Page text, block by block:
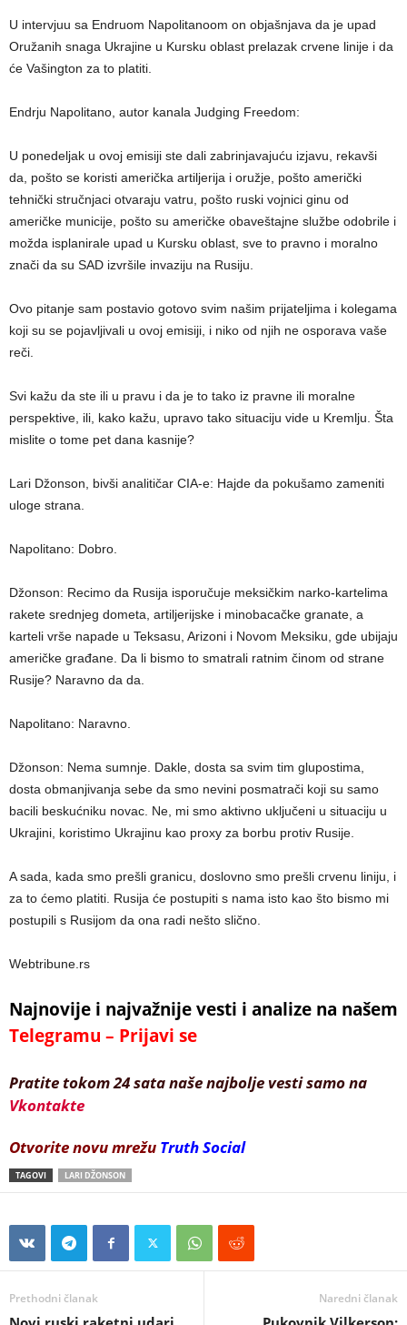
U intervjuu sa Endruom Napolitanoom on objašnjava da je upad
Oružanih snaga Ukrajine u Kursku oblast prelazak crvene linije i da
će Vašington za to platiti.
Endrju Napolitano, autor kanala Judging Freedom:
U ponedeljak u ovoj emisiji ste dali zabrinjavajuću izjavu, rekavši
da, pošto se koristi američka artiljerija i oružje, pošto američki
tehnički stručnjaci otvaraju vatru, pošto ruski vojnici ginu od
američke municije, pošto su američke obaveštajne službe odobrile i
možda isplanirale upad u Kursku oblast, sve to pravno i moralno
znači da su SAD izvršile invaziju na Rusiju.
Ovo pitanje sam postavio gotovo svim našim prijateljima i kolegama
koji su se pojavljivali u ovoj emisiji, i niko od njih ne osporava vaše
reči.
Svi kažu da ste ili u pravu i da je to tako iz pravne ili moralne
perspektive, ili, kako kažu, upravo tako situaciju vide u Kremlju. Šta
mislite o tome pet dana kasnije?
Lari Džonson, bivši analitičar CIA-e: Hajde da pokušamo zameniti
uloge strana.
Napolitano: Dobro.
Džonson: Recimo da Rusija isporučuje meksičkim narko-kartelima
rakete srednjeg dometa, artiljerijske i minobacačke granate, a
karteli vrše napade u Teksasu, Arizoni i Novom Meksiku, gde ubijaju
američke građane. Da li bismo to smatrali ratnim činom od strane
Rusije? Naravno da da.
Napolitano: Naravno.
Džonson: Nema sumnje. Dakle, dosta sa svim tim glupostima,
dosta obmanjivanja sebe da smo nevini posmatrači koji su samo
bacili beskućniku novac. Ne, mi smo aktivno uključeni u situaciju u
Ukrajini, koristimo Ukrajinu kao proxy za borbu protiv Rusije.
A sada, kada smo prešli granicu, doslovno smo prešli crvenu liniju, i
za to ćemo platiti. Rusija će postupiti s nama isto kao što bismo mi
postupili s Rusijom da ona radi nešto slično.
Webtribune.rs
Najnovije i najvažnije vesti i analize na našem
Telegramu – Prijavi se
Pratite tokom 24 sata naše najbolje vesti samo na
Vkontakte
Otvorite novu mrežu Truth Social
TAGOVI LARI DŽONSON
Prethodni članak Naredni članak